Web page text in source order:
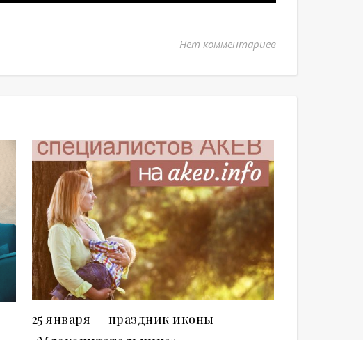
Нет комментариев
25 января — праздник иконы